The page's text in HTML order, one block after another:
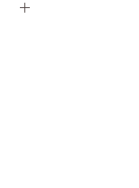
ומפחיתה את
העור?